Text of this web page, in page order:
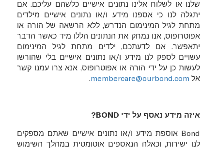
שלנו או לשלוח אלינו נתונים אישיים כלשהם עליכם. אם
יתגלה לנו כי אספנו מידע ו/או נתונים אישיים מילדים
מתחת לגיל המינימום הנדרש, ללא הרשאה של הורה או
אפוטרופוס, אנו נמחק את הנתונים הללו מיד כאשר הדבר
יתאפשר. אם לדעתכם, ילדים מתחת לגיל המינימום
עשויים לספק לנו מידע ו/או נתונים אישיים בלי שהורשו
לעשות כן על ידי הורה או אפוטרופוס, אנא צרו עמנו קשר
אל membercare@ourbond.com
.
איזה מידע נאסף על ידי BOND
?
Bond אוספת מידע ו/או נתונים אישיים שאתם מספקים
לנו ישירות, וכאלה הנאספים אוטומטית במהלך השימוש